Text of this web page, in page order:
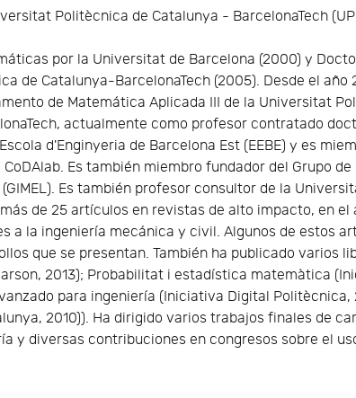
Politècnica de Catalunya - BarcelonaTech
por la Universitat de Barcelona (2000) y
de Catalunya-BarcelonaTech (2005). Desde el año
de Matemática Aplicada III de la Universitat
actualmente como profesor contratado
d'Enginyeria de Barcelona Est (EEBE) y es
Es también miembro fundador del Grupo de
Es también profesor consultor de la
de 25 artículos en revistas de alto impacto, en el
a la ingeniería mecánica y civil. Algunos de estos
que se presentan. También ha publicado varios
2013); Probabilitat i estadística matemàtica
para ingeniería (Iniciativa Digital Politècnica,
2010)). Ha dirigido varios trabajos finales de
y diversas contribuciones en congresos sobre el